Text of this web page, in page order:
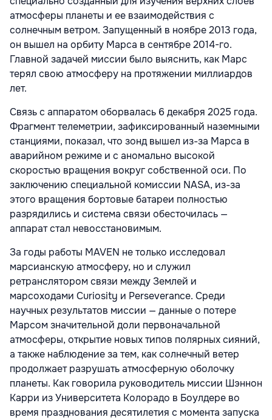
атмосферы планеты и ее взаимодействия с
солнечным ветром. Запущенный в ноябре 2013 года,
он вышел на орбиту Марса в сентябре 2014-го.
Главной задачей миссии было выяснить, как Марс
терял свою атмосферу на протяжении миллиардов
лет.
Связь с аппаратом оборвалась 6 декабря 2025 года.
Фрагмент телеметрии, зафиксированный наземными
станциями, показал, что зонд вышел из-за Марса в
аварийном режиме и с аномально высокой
скоростью вращения вокруг собственной оси. По
заключению специальной комиссии NASA, из-за
этого вращения бортовые батареи полностью
разрядились и система связи обесточилась —
аппарат стал невосстановимым.
За годы работы MAVEN не только исследовал
марсианскую атмосферу, но и служил
ретранслятором связи между Землей и
марсоходами Curiosity и Perseverance. Среди
научных результатов миссии — данные о потере
Марсом значительной доли первоначальной
атмосферы, открытие новых типов полярных сияний,
а также наблюдение за тем, как солнечный ветер
продолжает разрушать атмосферную оболочку
планеты. Как говорила руководитель миссии Шэннон
Карри из Университета Колорадо в Боулдере во
время празднования десятилетия с момента запуска